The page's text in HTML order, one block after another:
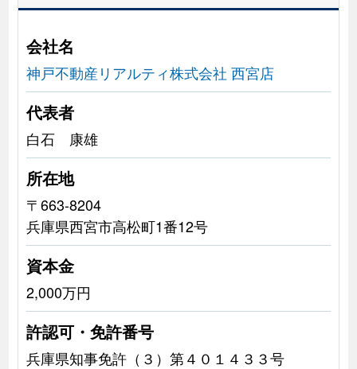
会社名
神戸不動産リアルティ株式会社 西宮店
代表者
白石 康雄
所在地
〒663-8204
兵庫県西宮市高松町1番12号
資本金
2,000万円
許認可・免許番号
兵庫県知事免許（３）第４０１４３３号